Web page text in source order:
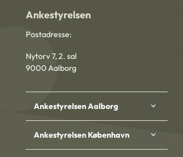
Ankestyrelsen
Postadresse:
Nytorv 7, 2. sal
9000 Aalborg
Ankestyrelsen Aalborg
Ankestyrelsen København